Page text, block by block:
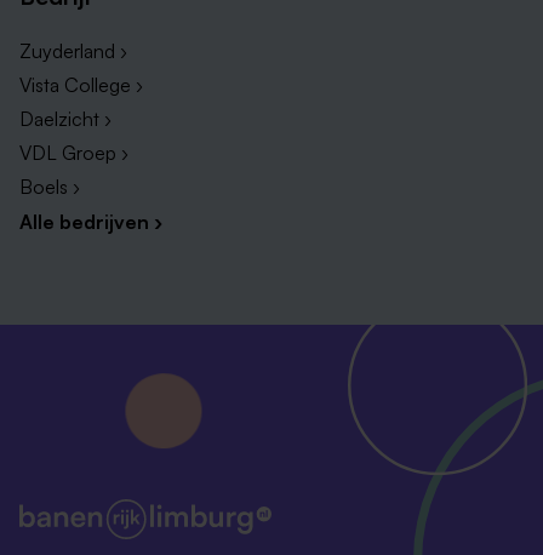
Zuyderland ›
Vista College ›
Daelzicht ›
VDL Groep ›
Boels ›
Alle bedrijven ›